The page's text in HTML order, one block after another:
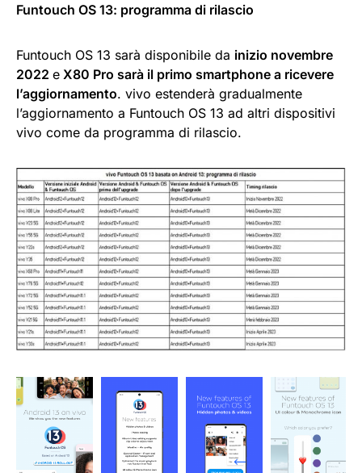
Funtouch OS 13: programma di rilascio
Funtouch OS 13 sarà disponibile da inizio novembre
2022 e X80 Pro sarà il primo smartphone a ricevere
l’aggiornamento. vivo estenderà gradualmente
l’aggiornamento a Funtouch OS 13 ad altri dispositivi
vivo come da programma di rilascio.